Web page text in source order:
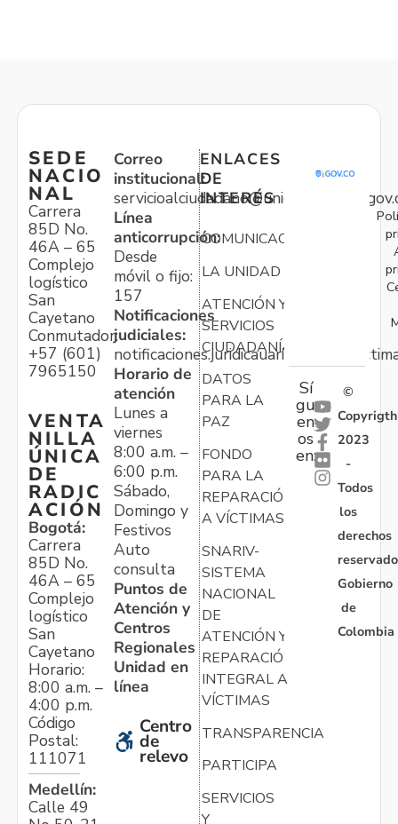
SEDE
NACIO
NAL
Carrera
85D No.
46A – 65
Complejo
logístico
San
Cayetano
Conmutador:
+57 (601)
7965150
VENTA
NILLA
ÚNICA
DE
RADIC
ACIÓN
Bogotá:
Carrera
85D No.
46A – 65
Complejo
logístico
San
Cayetano
Horario:
8:00 a.m. –
4:00 p.m.
Código
Postal:
111071
Medellín:
Calle 49
Correo
institucional:
Línea
anticorrupción:
Desde
móvil o fijo:
157
Notificaciones
judiciales:
Horario de
atención
Lunes a
viernes
8:00 a.m. –
6:00 p.m.
Sábado,
Domingo y
Festivos
Auto
consulta
Puntos de
Atención y
Centros
Regionales
Unidad en
línea
Centro
de
relevo
ENLACES
DE
INTERÉS
COMUNICACIONES
LA UNIDAD
ATENCIÓN Y
SERVICIOS
CIUDADANÍA
DATOS
PARA LA
PAZ
FONDO
PARA LA
REPARACIÓN
A VÍCTIMAS
SNARIV-
SISTEMA
NACIONAL
DE
ATENCIÓN Y
REPARACIÓN
INTEGRAL A
VÍCTIMAS
TRANSPARENCIA
PARTICIPA
SERVICIOS
Y
Sí
gu
en
os
en:
©
Copyrigth
2023
-
Todos
los
derechos
Gobierno
de
Colombia